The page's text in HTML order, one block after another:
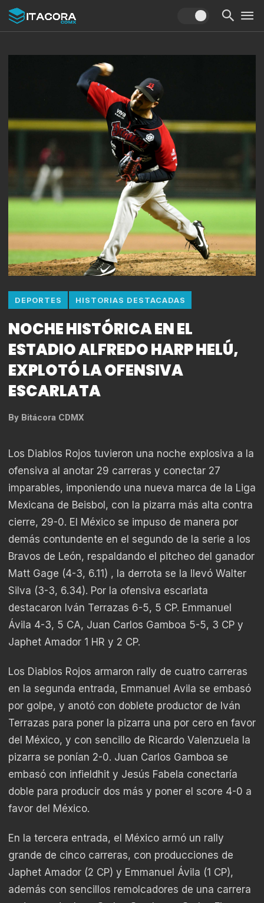
DEPORTES HISTORIAS DESTACADAS
NOCHE HISTÓRICA EN EL
ESTADIO ALFREDO HARP HELÚ,
EXPLOTÓ LA OFENSIVA
ESCARLATA
By Bitácora CDMX
Los Diablos Rojos tuvieron una noche explosiva a la
ofensiva al anotar 29 carreras y conectar 27
imparables, imponiendo una nueva marca de la Liga
Mexicana de Beisbol, con la pizarra más alta contra
cierre, 29-0. El México se impuso de manera por
demás contundente en el segundo de la serie a los
Bravos de León, respaldando el pitcheo del ganador
Matt Gage (4-3, 6.11) , la derrota se la llevó Walter
Silva (3-3, 6.34). Por la ofensiva escarlata
destacaron Iván Terrazas 6-5, 5 CP. Emmanuel
Ávila 4-3, 5 CA, Juan Carlos Gamboa 5-5, 3 CP y
Japhet Amador 1 HR y 2 CP.
Los Diablos Rojos armaron rally de cuatro carreras
en la segunda entrada, Emmanuel Avila se embasó
por golpe, y anotó con doblete productor de Iván
Terrazas para poner la pizarra una por cero en favor
del México, y con sencillo de Ricardo Valenzuela la
pizarra se ponían 2-0. Juan Carlos Gamboa se
embasó con infieldhit y Jesús Fabela conectaría
doble para producir dos más y poner el score 4-0 a
favor del México.
En la tercera entrada, el México armó un rally
grande de cinco carreras, con producciones de
Japhet Amador (2 CP) y Emmanuel Ávila (1 CP),
además con sencillos remolcadores de una carrera